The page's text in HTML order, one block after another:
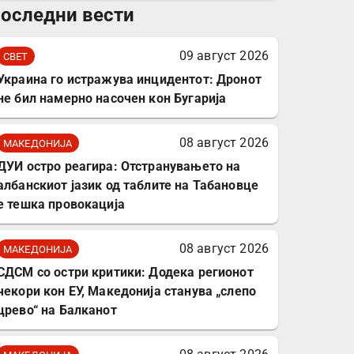
комплет за заштита на
вести
СВЕТ
09 август 2026
го истражува инцидентот: Дронот
бил намерно насочен кон Бугарија
МАКЕДОНИЈА
08 август 2026
остро реагира: Отстранувањето на
јазик од таблите на Табановце
тешка провокација
МАКЕДОНИЈА
08 август 2026
со остри критики: Додека регионот
кон ЕУ, Македонија станува „слепо
на Балканот